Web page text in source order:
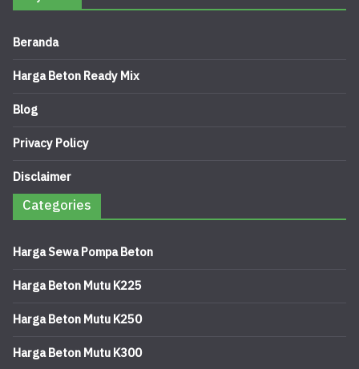
Beranda
Harga Beton Ready Mix
Blog
Privacy Policy
Disclaimer
Categories
Harga Sewa Pompa Beton
Harga Beton Mutu K225
Harga Beton Mutu K250
Harga Beton Mutu K300